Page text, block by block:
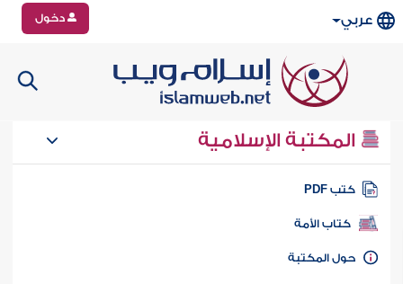
عربي دخول
المكتبة الإسلامية
كتب PDF
كتاب الأمة